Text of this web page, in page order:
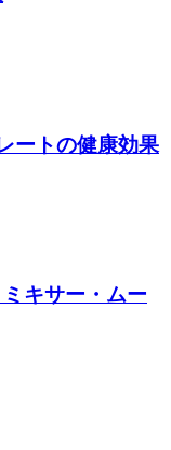
ートの健康効果
キサー・ムー